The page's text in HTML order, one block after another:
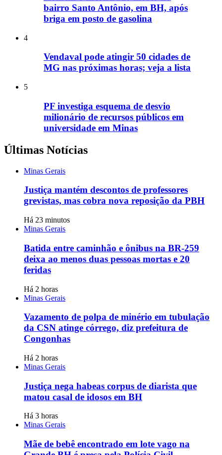
bairro Santo Antônio, em BH, após
briga em posto de gasolina
4
Vendaval pode atingir 50 cidades de
MG nas próximas horas; veja a lista
5
PF investiga esquema de desvio
milionário de recursos públicos em
universidade em Minas
Últimas Notícias
Minas Gerais
Justiça mantém descontos de professores
grevistas, mas cobra nova reposição da PBH
Há 23 minutos
Minas Gerais
Batida entre caminhão e ônibus na BR-259
deixa ao menos duas pessoas mortas e 20
feridas
Há 2 horas
Minas Gerais
Vazamento de polpa de minério em tubulação
da CSN atinge córrego, diz prefeitura de
Congonhas
Há 2 horas
Minas Gerais
Justiça nega habeas corpus de diarista que
matou casal de idosos em BH
Há 3 horas
Minas Gerais
Mãe de bebê encontrado em lote vago na